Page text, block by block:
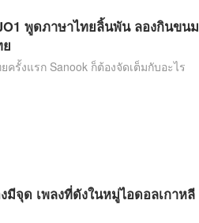
พูดภาษาไทยลิ้นพัน ลองกินขนม
ครั้งแรก Sanook ก็ต้องจัดเต็มกับอะไร
จุด เพลงที่ดังในหมู่ไอดอลเกาหลี